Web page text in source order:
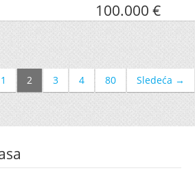
100.000 €
1 2 3 4 80 Sledeća →